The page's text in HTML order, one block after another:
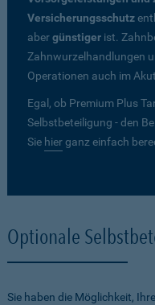
Versicherungsschutz
abergünstiger ist.
Zahnwurzelhandlungen
Operationen auch im
Egal, ob Premium Plus
Selbstbeteiligung - den
Sie hierganz einfach
Optionale
Sie haben die Möglichkeit,